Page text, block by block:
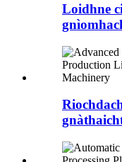
Loidhne